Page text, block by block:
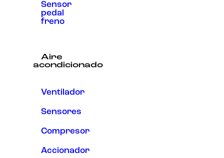
Sensor
pedal
freno
Aire
acondicionado
Ventilador
Sensores
Compresor
Accionador